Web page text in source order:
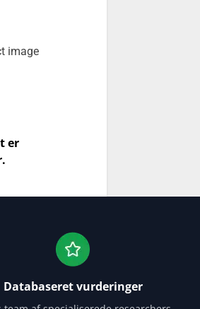
er
Databaseret vurderinger